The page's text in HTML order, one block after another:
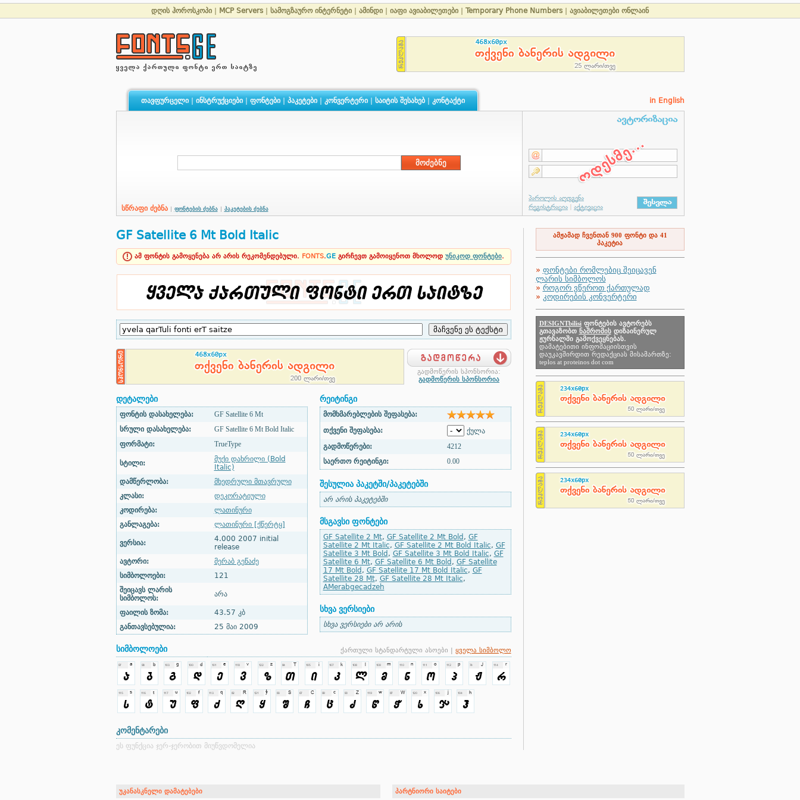
დღის ჰოროსკოპი MCP Servers სამოგზაურო ინტერნეტი ამინდი იაფი ავიაბილეთები Temporary Phone Numbers ავიაბილეთები ონლაინ
თავფურცელი| ინსტრუქციები| ფონტები| პაკეტები| კონვერტერი| საიტის შესახებ| კონტაქტი in English
სწრაფი ძებნა ფონტების ძებნა პაკეტების ძებნა
GF Satellite 6 Mt Bold Italic
ამ ფონტის გამოყენება არ არის რეკომენდებული. FONTS.GE გირჩევთ გამოიყენოთ მხოლოდ უნიკოდ ფონტები.
გადმოწერის სპონსორია:
გადმოწერის სპონსორია
დეტალები
ფონტის დასახელება:
GF Satellite 6 Mt
სრული დასახელება:
GF Satellite 6 Mt Bold Italic
ფორმატი:
TrueType
სტილი:
მუქი დახრილი (Bold
Italic)
დამწერლობა:
მხედრული მთავრული
კლასი:
დეკორატიული
კოდირება:
ლათინური
განლაგება:
ლათინური [ქწერტყ]
ვერსია:
4.000 2007 initial
release
ავტორი:
მერაბ გეწაძე
სიმბოლოები:
121
შეიცავს ლარის
სიმბოლოს:
არა
ფაილის ზომა:
43.57 კბ
განთავსებულია:
25 მაი 2009
რეიტინგი
მომხმარებლების შეფასება:
თქვენი შეფასება:
ქულა
გადმოწერები:
4212
საერთო რეიტინგი:
0.00
შესულია პაკეტში/პაკეტებში
არ არის პაკეტებში
მსგავსი ფონტები
GF Satellite 2 Mt, GF Satellite 2 Mt Bold , GF
Satellite 2 Mt Italic, GF Satellite 2 Mt Bold Italic, GF
Satellite 3 Mt Bold , GF Satellite 3 Mt Bold Italic, GF
Satellite 6 Mt, GF Satellite 6 Mt Bold , GF Satellite
17 Mt Bold , GF Satellite 17 Mt Bold Italic, GF
Satellite 28 Mt, GF Satellite 28 Mt Italic,
AMerabgecadzeh
სხვა ვერსიები
სხვა ვერსიები არ არის
სიმბოლოები ქართული სტანდარტული ასოები | ყველა სიმბოლო
კომენტარები
ეს ფუნქცია ჯერ-ჯერობით მიუწვდომელია
ამჟამად ჩვენთან 900 ფონტი და 41
პაკეტია
» ფონტები რომლებიც შეიცავენ
ლარის სიმბოლოს
» როგორ ვწეროთ ქართულად
» კოდირების კონვერტერი
DESIGNTbilisiფონტების ავტორებს
გთავაზობთ ნაშრომისდიზაინერულ
ჟურნალში გამოქვეყნებას.
დამატებითი ინფომაციისთვის
დაუკავშირდით რედაქციას მისამართზე:
teplos at proteinos dot com
უკანასკნელი დამატებები პარტნიორი საიტები